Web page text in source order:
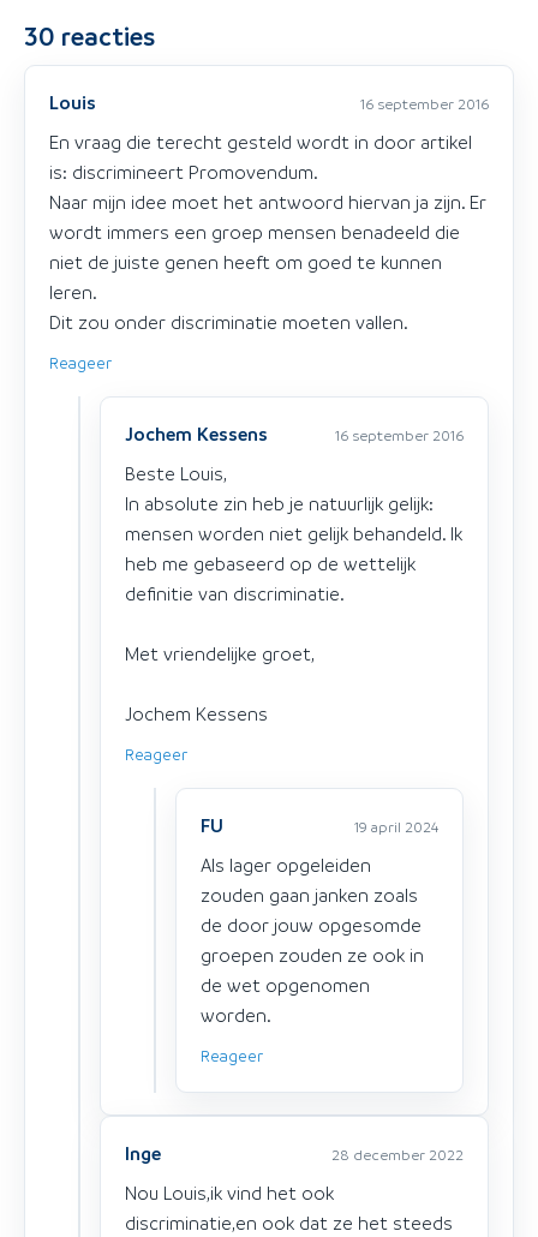
30 reacties
Louis 16 september 2016
En vraag die terecht gesteld wordt in door artikel
is: discrimineert Promovendum.
Naar mijn idee moet het antwoord hiervan ja zijn. Er
wordt immers een groep mensen benadeeld die
niet de juiste genen heeft om goed te kunnen
leren.
Dit zou onder discriminatie moeten vallen.
Reageer
Jochem Kessens 16 september 2016
Beste Louis,
In absolute zin heb je natuurlijk gelijk:
mensen worden niet gelijk behandeld. Ik
heb me gebaseerd op de wettelijk
definitie van discriminatie.
Met vriendelijke groet,
Jochem Kessens
Reageer
FU 19 april 2024
Als lager opgeleiden
zouden gaan janken zoals
de door jouw opgesomde
groepen zouden ze ook in
de wet opgenomen
worden.
Reageer
Inge 28 december 2022
Nou Louis,ik vind het ook
discriminatie,en ook dat ze het steeds